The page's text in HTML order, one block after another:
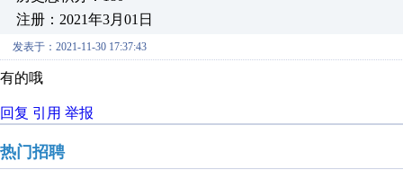
注册：2021年3月01日
发表于：2021-11-30 17:37:43
有的哦
回复 引用 举报
热门招聘